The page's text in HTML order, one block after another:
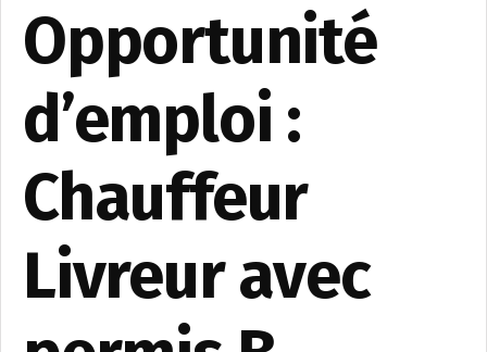
Opportunité
d’emploi :
Chauffeur
Livreur avec